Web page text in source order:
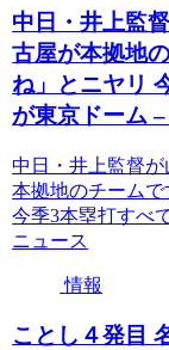
中日・井上監
古屋が本拠地
ね」とニヤリ
が東京ドーム
中日・井上監督
本拠地のチームで
今季3本塁打すべ
ニュース
情報
ことし４発目